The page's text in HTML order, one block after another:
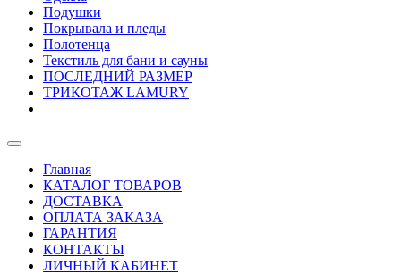
Подушки
Покрывала и пледы
Полотенца
Текстиль для бани и сауны
ПОСЛЕДНИЙ РАЗМЕР
ТРИКОТАЖ LAMURY
Главная
КАТАЛОГ ТОВАРОВ
ДОСТАВКА
ОПЛАТА ЗАКАЗА
ГАРАНТИЯ
КОНТАКТЫ
ЛИЧНЫЙ КАБИНЕТ